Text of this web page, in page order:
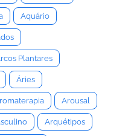
Aquário
Plantares
Áries
Arousal
Arquétipos